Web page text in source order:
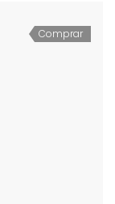
Comprar